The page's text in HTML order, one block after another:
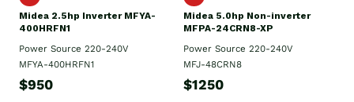
Midea 2.5hp Inverter MFYA-
400HRFN1
Power Source 220-240V
MFYA-400HRFN1
$950
Midea 5.0hp Non-inverter
MFPA-24CRN8-XP
Power Source 220-240V
MFJ-48CRN8
$1250